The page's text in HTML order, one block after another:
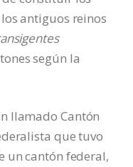
antiguos reinos
según la
llamado Cantón
que tuvo
un cantón federal,